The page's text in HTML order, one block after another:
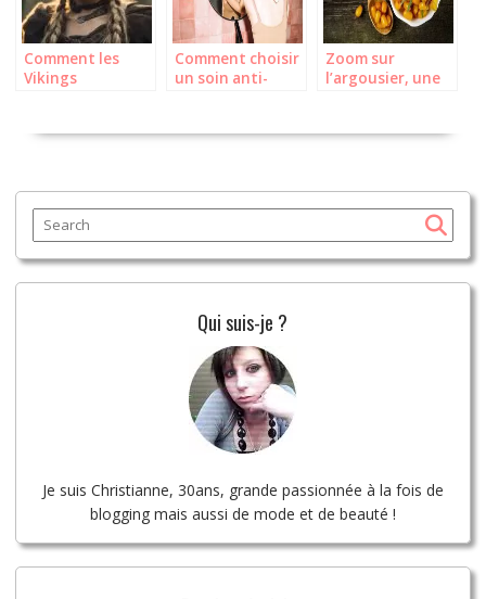
Comment les
Vikings
Comment choisir
un soin anti-
Zoom sur
l’argousier, une
Qui suis-je ?
Je suis Christianne, 30ans, grande passionnée à la fois de
blogging mais aussi de mode et de beauté !